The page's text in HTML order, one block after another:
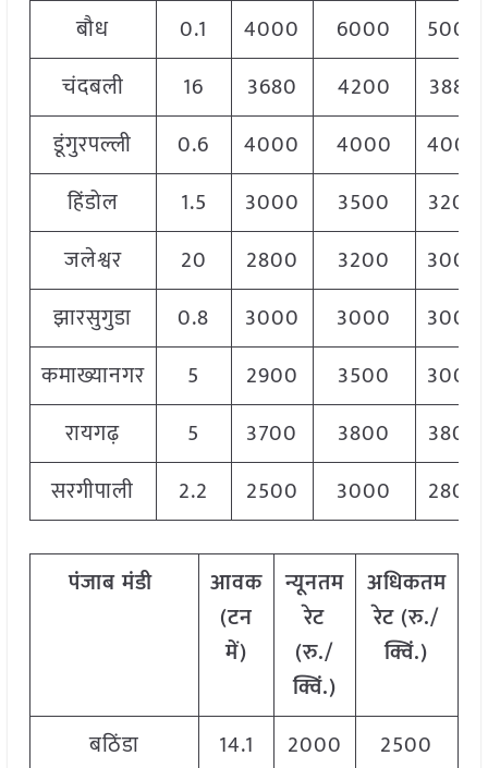
बौध 0.1 4000 6000
5000
चंदबली
16 3680 4200
3880
डूंगुरपल्ली
0.6 4000 4000
4000
हिंडोल
1.5 3000 3500
3200
जलेश्वर
20 2800 3200
3000
झारसुगुडा
0.8 3000 3000
3000
कमाख्यानगर
5 2900 3500
3000
रायगढ़
5 3700 3800
3800
सरगीपाली
2.2 2500 3000 2800
पंजाबमंडी
आवक
(टन
में)
न्यूनतम
रेट
(रु./
क्विं.)
अधिकतम
रेट (रु./
क्विं.)
बठिंडा
14.1 2000 2500